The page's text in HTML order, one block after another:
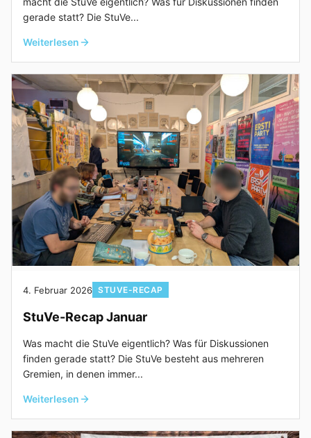
gerade statt? Die StuVe...
Weiterlesen
4. Februar 2026 STUVE-RECAP
StuVe-Recap Januar
Was macht die StuVe eigentlich? Was für Diskussionen
finden gerade statt? Die StuVe besteht aus mehreren
Gremien, in denen immer...
Weiterlesen